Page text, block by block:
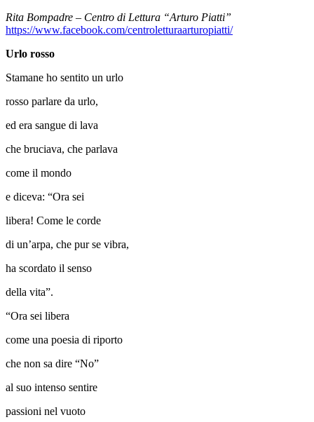
Rita Bompadre – Centro di Lettura “Arturo Piatti”
https://www.facebook.com/centroletturaarturopiatti/
Urlo rosso
Stamane ho sentito un urlo
rosso parlare da urlo,
ed era sangue di lava
che bruciava, che parlava
come il mondo
e diceva: “Ora sei
libera! Come le corde
di un’arpa, che pur se vibra,
ha scordato il senso
della vita”.
“Ora sei libera
come una poesia di riporto
che non sa dire “No”
al suo intenso sentire
passioni nel vuoto